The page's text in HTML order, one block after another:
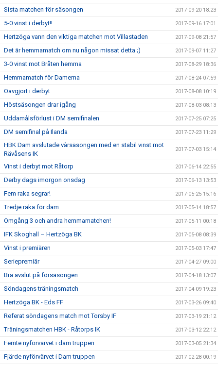
Sista matchen för säsongen 2017-09-20 18:23
5-0 vinst i derbyt!! 2017-09-16 17:01
Hertzöga vann den viktiga matchen mot Villastaden 2017-09-08 21:57
Det är hemmamatch om nu någon missat detta ;) 2017-09-07 11:27
3-0 vinst mot Bråten hemma 2017-08-29 18:36
Hemmamatch för Damerna 2017-08-24 07:59
Oavgjort i derbyt 2017-08-08 10:19
Höstsäsongen drar igång 2017-08-03 08:13
Uddamålsförlust i DM semifinalen 2017-07-25 07:25
DM semifinal på Ilanda 2017-07-23 11:29
HBK Dam avslutade vårsäsongen med en stabil vinst mot
Rävåsens IK
2017-07-03 15:14
Vinst i derbyt mot Råtorp 2017-06-14 22:55
Derby dags imorgon onsdag 2017-06-13 13:53
Fem raka segrar! 2017-05-25 15:16
Tredje raka för dam 2017-05-14 18:57
Omgång 3 och andra hemmamatchen! 2017-05-11 00:18
IFK Skoghall – Hertzöga BK 2017-05-08 08:39
Vinst i premiären 2017-05-03 17:47
Seriepremiär 2017-04-27 09:00
Bra avslut på försäsongen 2017-04-18 13:07
Söndagens träningsmatch 2017-04-09 19:23
Hertzöga BK - Eds FF 2017-03-26 09:40
Referat söndagens match mot Torsby IF 2017-03-19 21:12
Träningsmatchen HBK - Råtorps IK 2017-03-12 22:12
Femte nyförvärvet i dam truppen 2017-03-05 21:34
Fjärde nyförvärvet i Dam truppen 2017-02-28 00:19